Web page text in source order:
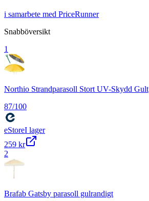
i samarbete med PriceRunner
Snabböversikt
1
Northio Strandparasoll Stort UV-Skydd Gult
87/100
eStoreI lager
259 kr
2
Brafab Gatsby parasoll gulrandigt